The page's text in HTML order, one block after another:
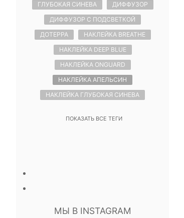
ГЛУБОКАЯ СИНЕВА
ДИФФУЗОР
ДИФФУЗОР С ПОДСВЕТКОЙ
ДОТЕРРА
НАКЛЕЙКА BREATHE
НАКЛЕЙКА DEEP BLUE
НАКЛЕЙКА ONGUARD
НАКЛЕЙКА АПЕЛЬСИН
НАКЛЕЙКА ГЛУБОКАЯ СИНЕВА
ПОКАЗАТЬ ВСЕ ТЕГИ
МЫ В INSTAGRAM